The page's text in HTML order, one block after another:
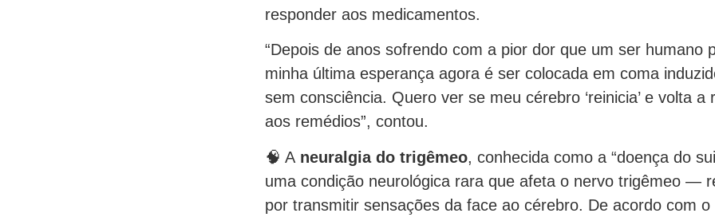
responder aos medicamentos.
“Depois de anos sofrendo com a pior dor que um ser humano
minha última esperança agora é ser colocada em coma
sem consciência. Quero ver se meu cérebro ‘reinicia’ e volta a
aos remédios”, contou.
🧠 A neuralgia do trigêmeo, conhecida como a “doença do
uma condição neurológica rara que afeta o nervo trigêmeo —
por transmitir sensações da face ao cérebro. De acordo com o